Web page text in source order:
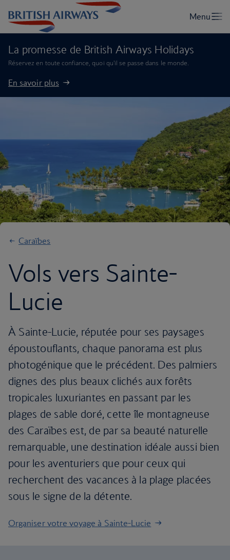
La promesse de British Airways Holidays
Réservez en toute confiance, quoi qu'il se passe dans le monde.
En savoir plus
Caraïbes
Vols vers Sainte-
Lucie
À Sainte-Lucie, réputée pour ses paysages
époustouflants, chaque panorama est plus
photogénique que le précédent. Des palmiers
dignes des plus beaux clichés aux forêts
tropicales luxuriantes en passant par les
plages de sable doré, cette île montagneuse
des Caraïbes est, de par sa beauté naturelle
remarquable, une destination idéale aussi bien
pour les aventuriers que pour ceux qui
recherchent des vacances à la plage placées
sous le signe de la détente.
Organiser votre voyage à Sainte-Lucie